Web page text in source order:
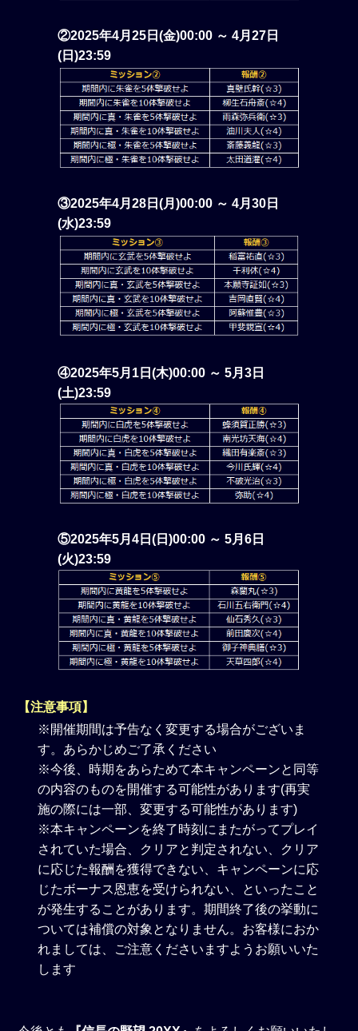
②2025年4月25日(金)00:00 ～ 4月27日
(日)23:59
③2025年4月28日(月)00:00 ～ 4月30日
(水)23:59
④2025年5月1日(木)00:00 ～ 5月3日
(土)23:59
⑤2025年5月4日(日)00:00 ～ 5月6日
(火)23:59
【注意事項】
※開催期間は予告なく変更する場合がございま
す。あらかじめご了承ください
※今後、時期をあらためて本キャンペーンと同等
の内容のものを開催する可能性があります(再実
施の際には一部、変更する可能性があります)
※本キャンペーンを終了時刻にまたがってプレイ
されていた場合、クリアと判定されない、クリア
に応じた報酬を獲得できない、キャンペーンに応
じたボーナス恩恵を受けられない、といったこと
が発生することがあります。期間終了後の挙動に
ついては補償の対象となりません。お客様におか
れましては、ご注意くださいますようお願いいた
します